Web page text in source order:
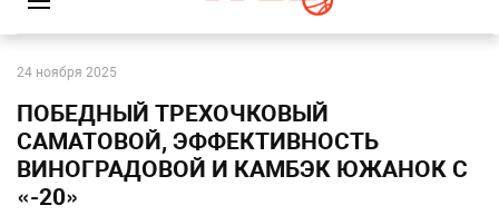
24 ноября 2025
ПОБЕДНЫЙ ТРЕХОЧКОВЫЙ
САМАТОВОЙ, ЭФФЕКТИВНОСТЬ
ВИНОГРАДОВОЙ И КАМБЭК ЮЖАНОК С
«-20»